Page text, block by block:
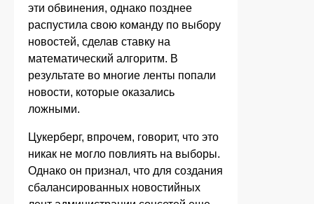
эти обвинения, однако позднее
распустила свою команду по выбору
новостей, сделав ставку на
математический алгоритм. В
результате во многие ленты попали
новости, которые оказались
ложными.
Цукерберг, впрочем, говорит, что это
никак не могло повлиять на выборы.
Однако он признал, что для создания
сбалансированных новостийных